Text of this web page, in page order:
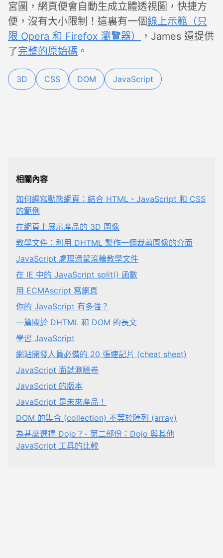
宮圖，網頁便會自動生成立體透視圖，快捷方
便，沒有大小限制！這裏有一個線上示範（只
限 Opera 和 Firefox 瀏覽器）
，James 還提供
了完整的原始碼 。
3D CSS DOM JavaScript
相關內容
如何編寫動態網頁：結合 HTML、JavaScript 和 CSS
的範例
在網頁上展示產品的 3D 圖像
教學文件：利用 DHTML 製作一個裁剪圖像的介面
JavaScript 處理滑鼠滾輪教學文件
在 IE 中的 JavaScript split() 函數
用 ECMAscript 寫網頁
你的 JavaScript 有多強？
一篇關於 DHTML 和 DOM 的長文
學習 JavaScript
網站開發人員必備的 20 張速記片 (cheat sheet)
JavaScript 面試測驗卷
JavaScript 的版本
JavaScript 是未來產品！
DOM 的集合 (collection) 不等於陣列 (array)
為甚麼選擇 Dojo？- 第二部份：Dojo 與其他
JavaScript 工具的比較